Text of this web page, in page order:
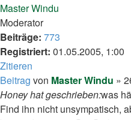
Master Windu
Moderator
Beiträge: 773
Registriert: 01.05.2005, 1:00
Zitieren
Beitrag von Master Windu »
Honey hat geschrieben:was
Find ihn nicht unsympatisch,